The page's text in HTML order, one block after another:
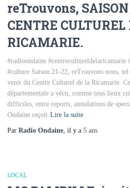
reTrouvons,
CENTRE CULTUREL
RICAMARIE.
#radioondaine #centrecultureldelaricamarie
#culture Saison 21-22, reTrouvons nous, tel
venir du Centre Culturel de la Ricamarie.
départementale a vécu, comme tous lieux
difficiles, entre reports, annulations de
Ondaine reçoit Lire la suite
Par Radio Ondaine, il y a 5 ans
LOCAL